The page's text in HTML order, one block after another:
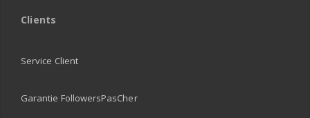
Clients
Service Client
Garantie FollowersPasCher